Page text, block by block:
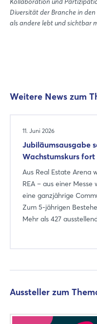
Diversität der Branche in
als andere lebt und sichtbar
Weitere News zum
11. Juni 2026
Jubiläumsausgabe
Wachstumskurs fort
Aus Real Estate Arena
REA – aus einer Messe
eine ganzjährige
Zum 5-jährigen
Mehr als 427
Aussteller zum
Login